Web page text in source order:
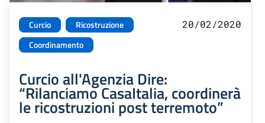
Curcio
Ricostruzione
Coordinamento
20/02/2020
Curcio all'Agenzia Dire:
“Rilanciamo CasaItalia, coordinerà
le ricostruzioni post terremoto”